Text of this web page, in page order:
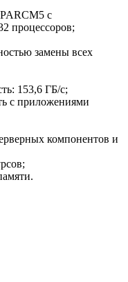
с
процессоров;
замены всех
153,6 ГБ/с;
с приложениями
компонентов и